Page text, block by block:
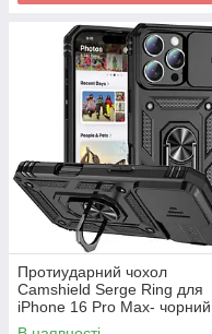
Протиударний чохол
Camshield Serge Ring для
iPhone 16 Pro Max- чорний